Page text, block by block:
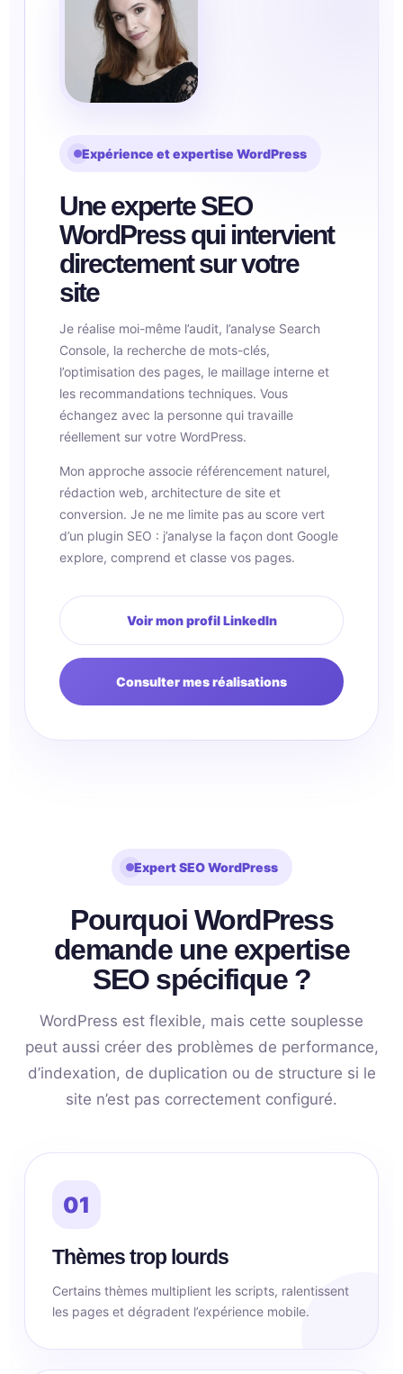
Expérience et expertise WordPress
Une experte SEO
WordPress qui intervient
directement sur votre
site
Je réalise moi-même l’audit, l’analyse Search
Console, la recherche de mots-clés,
l’optimisation des pages, le maillage interne et
les recommandations techniques. Vous
échangez avec la personne qui travaille
réellement sur votre WordPress.
Mon approche associe référencement naturel,
rédaction web, architecture de site et
conversion. Je ne me limite pas au score vert
d’un plugin SEO : j’analyse la façon dont Google
explore, comprend et classe vos pages.
Voir mon profil LinkedIn
Consulter mes réalisations
Expert SEO WordPress
Pourquoi WordPress
demande une expertise
SEO spécifique ?
WordPress est flexible, mais cette souplesse
peut aussi créer des problèmes de performance,
d’indexation, de duplication ou de structure si le
site n’est pas correctement configuré.
01
Thèmes trop lourds
Certains thèmes multiplient les scripts, ralentissent
les pages et dégradent l’expérience mobile.